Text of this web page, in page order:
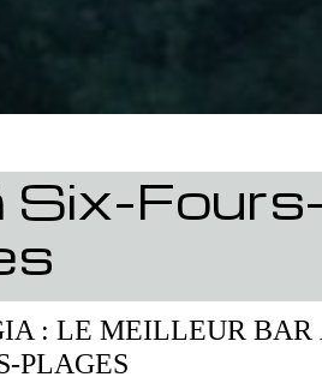
Six-
: LE MEILLEUR BAR
PLAGES